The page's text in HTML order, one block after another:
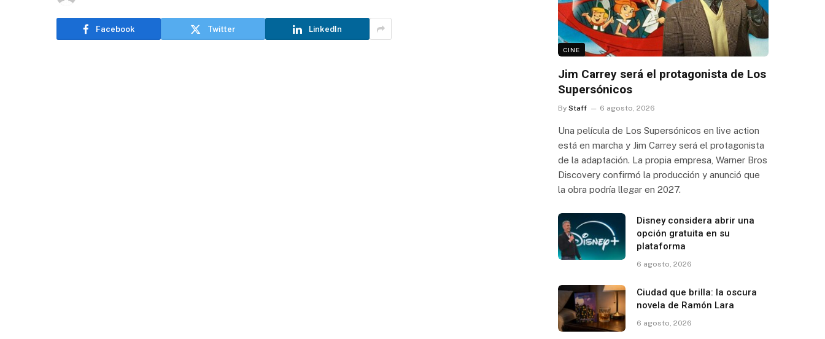
Facebook Twitter LinkedIn
CINE
Jim Carrey será el protagonista de Los
Supersónicos
By Staff 6 agosto, 2026
Una película de Los Supersónicos en live action
está en marcha y Jim Carrey será el protagonista
de la adaptación. La propia empresa, Warner Bros
Discovery confirmó la producción y anunció que
la obra podría llegar en 2027.
Disney considera abrir una
opción gratuita en su
plataforma
6 agosto, 2026
Ciudad que brilla: la oscura
novela de Ramón Lara
6 agosto, 2026